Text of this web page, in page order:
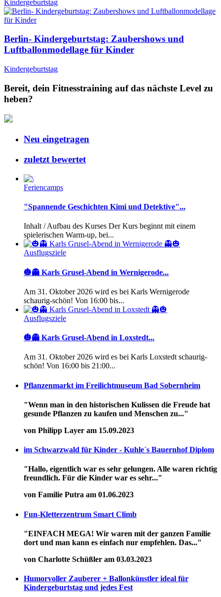
Kindergeburtstag
Berlin- Kindergeburtstag: Zaubershows und
Luftballonmodellage für Kinder
Kindergeburtstag
Bereit, dein Fitnesstraining auf das nächste Level zu
heben?
Neu eingetragen
zuletzt bewertet
Feriencamps
"Spannende Geschichten Kimi und Detektive"...
Inhalt / Aufbau des Kurses Der Kurs beginnt mit einem
spielerischen Warm-up, bei...
Ausflugsziele
🎃👻 Karls Grusel-Abend in Wernigerode...
Am 31. Oktober 2026 wird es bei Karls Wernigerode
schaurig-schön! Von 16:00 bis...
Ausflugsziele
🎃👻 Karls Grusel-Abend in Loxstedt...
Am 31. Oktober 2026 wird es bei Karls Loxstedt schaurig-
schön! Von 16:00 bis 21:00...
Pflanzenmarkt im Freilichtmuseum Bad Sobernheim
"Wenn man in den historischen Kulissen die Freude hat
gesunde Pflanzen zu kaufen und Menschen zu..."
von Philipp Layer am 15.09.2023
im Schwarzwald für Kinder - Kuhle´s Bauernhof Diplom
"Hallo, eigentlich war es sehr gelungen. Alle waren richtig
freundlich. Für die Kinder war es sehr..."
von Familie Putra am 01.06.2023
Fun-Kletterzentrum Smart Climb
"EINFACH MEGA! Wir waren mit der ganzen Familie
dort und man kann es einfach nur empfehlen. Das..."
von Charlotte Schüßler am 03.03.2023
Humorvoller Zauberer + Ballonkünstler ideal für
Kindergeburtstag und jedes Fest